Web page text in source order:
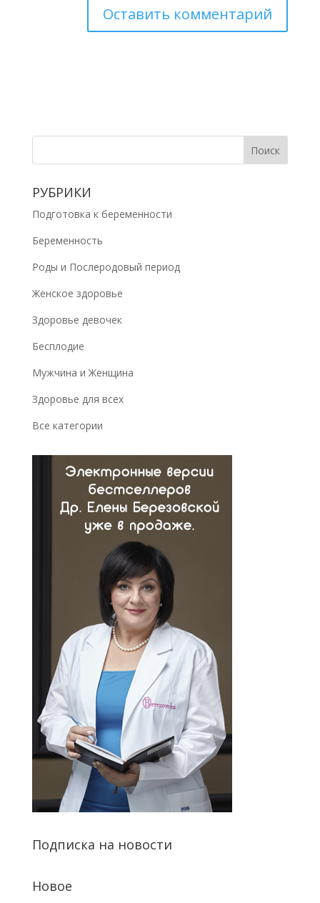
РУБРИКИ
Подготовка к беременности
Беременность
Роды и Послеродовый период
Женское здоровье
Здоровье девочек
Бесплодие
Мужчина и Женщина
Здоровье для всех
Все категории
Подписка на новости
Новое